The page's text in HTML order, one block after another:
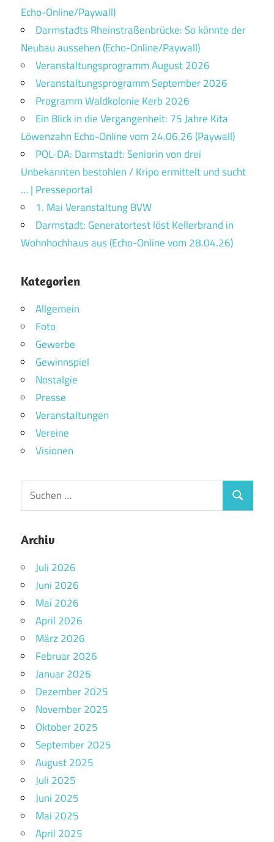
Echo-Online/Paywall)
Darmstadts Rheinstraßenbrücke: So könnte der
Neubau aussehen (Echo-Online/Paywall)
Veranstaltungsprogramm August 2026
Veranstaltungsprogramm September 2026
Programm Waldkolonie Kerb 2026
Ein Blick in die Vergangenheit: 75 Jahre Kita
Löwenzahn Echo-Online vom 24.06.26 (Paywall)
POL-DA: Darmstadt: Seniorin von drei
Unbekannten bestohlen / Kripo ermittelt und sucht
… | Presseportal
1. Mai Veranstaltung BVW
Darmstadt: Generatortest löst Kellerbrand in
Wohnhochhaus aus (Echo-Online vom 28.04.26)
Kategorien
Allgemein
Foto
Gewerbe
Gewinnspiel
Nostalgie
Presse
Veranstaltungen
Vereine
Visionen
Archiv
Juli 2026
Juni 2026
Mai 2026
April 2026
März 2026
Februar 2026
Januar 2026
Dezember 2025
November 2025
Oktober 2025
September 2025
August 2025
Juli 2025
Juni 2025
Mai 2025
April 2025